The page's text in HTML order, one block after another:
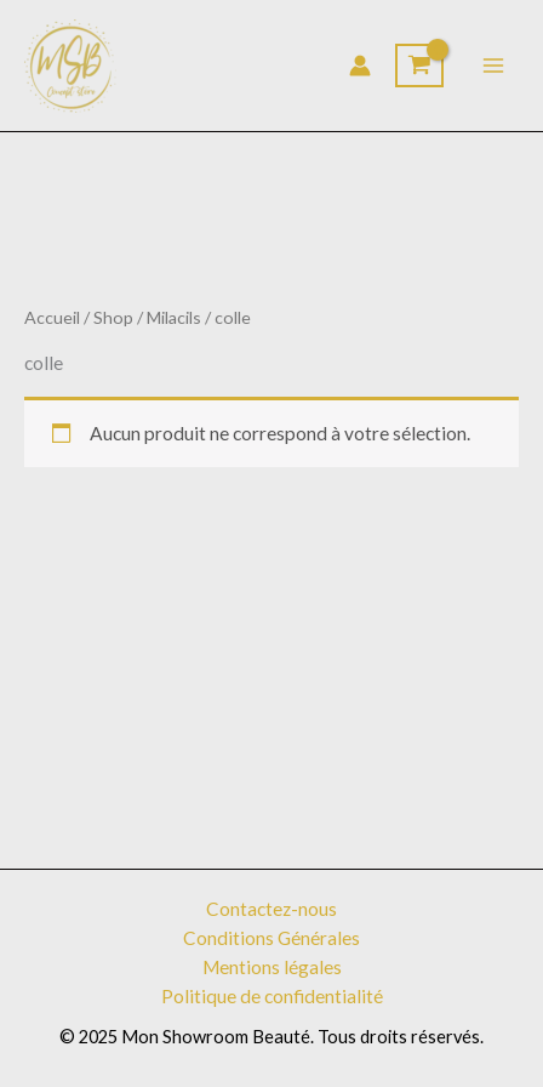
contenu
Accueil /Shop /Milacils / colle
colle
Aucun produit ne correspond à votre sélection.
Contactez-nous
Conditions Générales
Mentions légales
Politique de confidentialité
© 2025 Mon Showroom Beauté. Tous droits réservés.